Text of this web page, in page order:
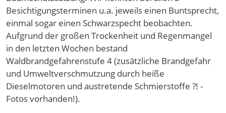
Besichtigungsterminen u.a. jeweils einen Buntsprecht,
einmal sogar einen Schwarzspecht beobachten.
Aufgrund der großen Trockenheit und Regenmangel
in den letzten Wochen bestand
Waldbrandgefahrenstufe 4 (zusätzliche Brandgefahr
und Umweltverschmutzung durch heiße
Dieselmotoren und austretende Schmierstoffe ?! -
Fotos vorhanden!).